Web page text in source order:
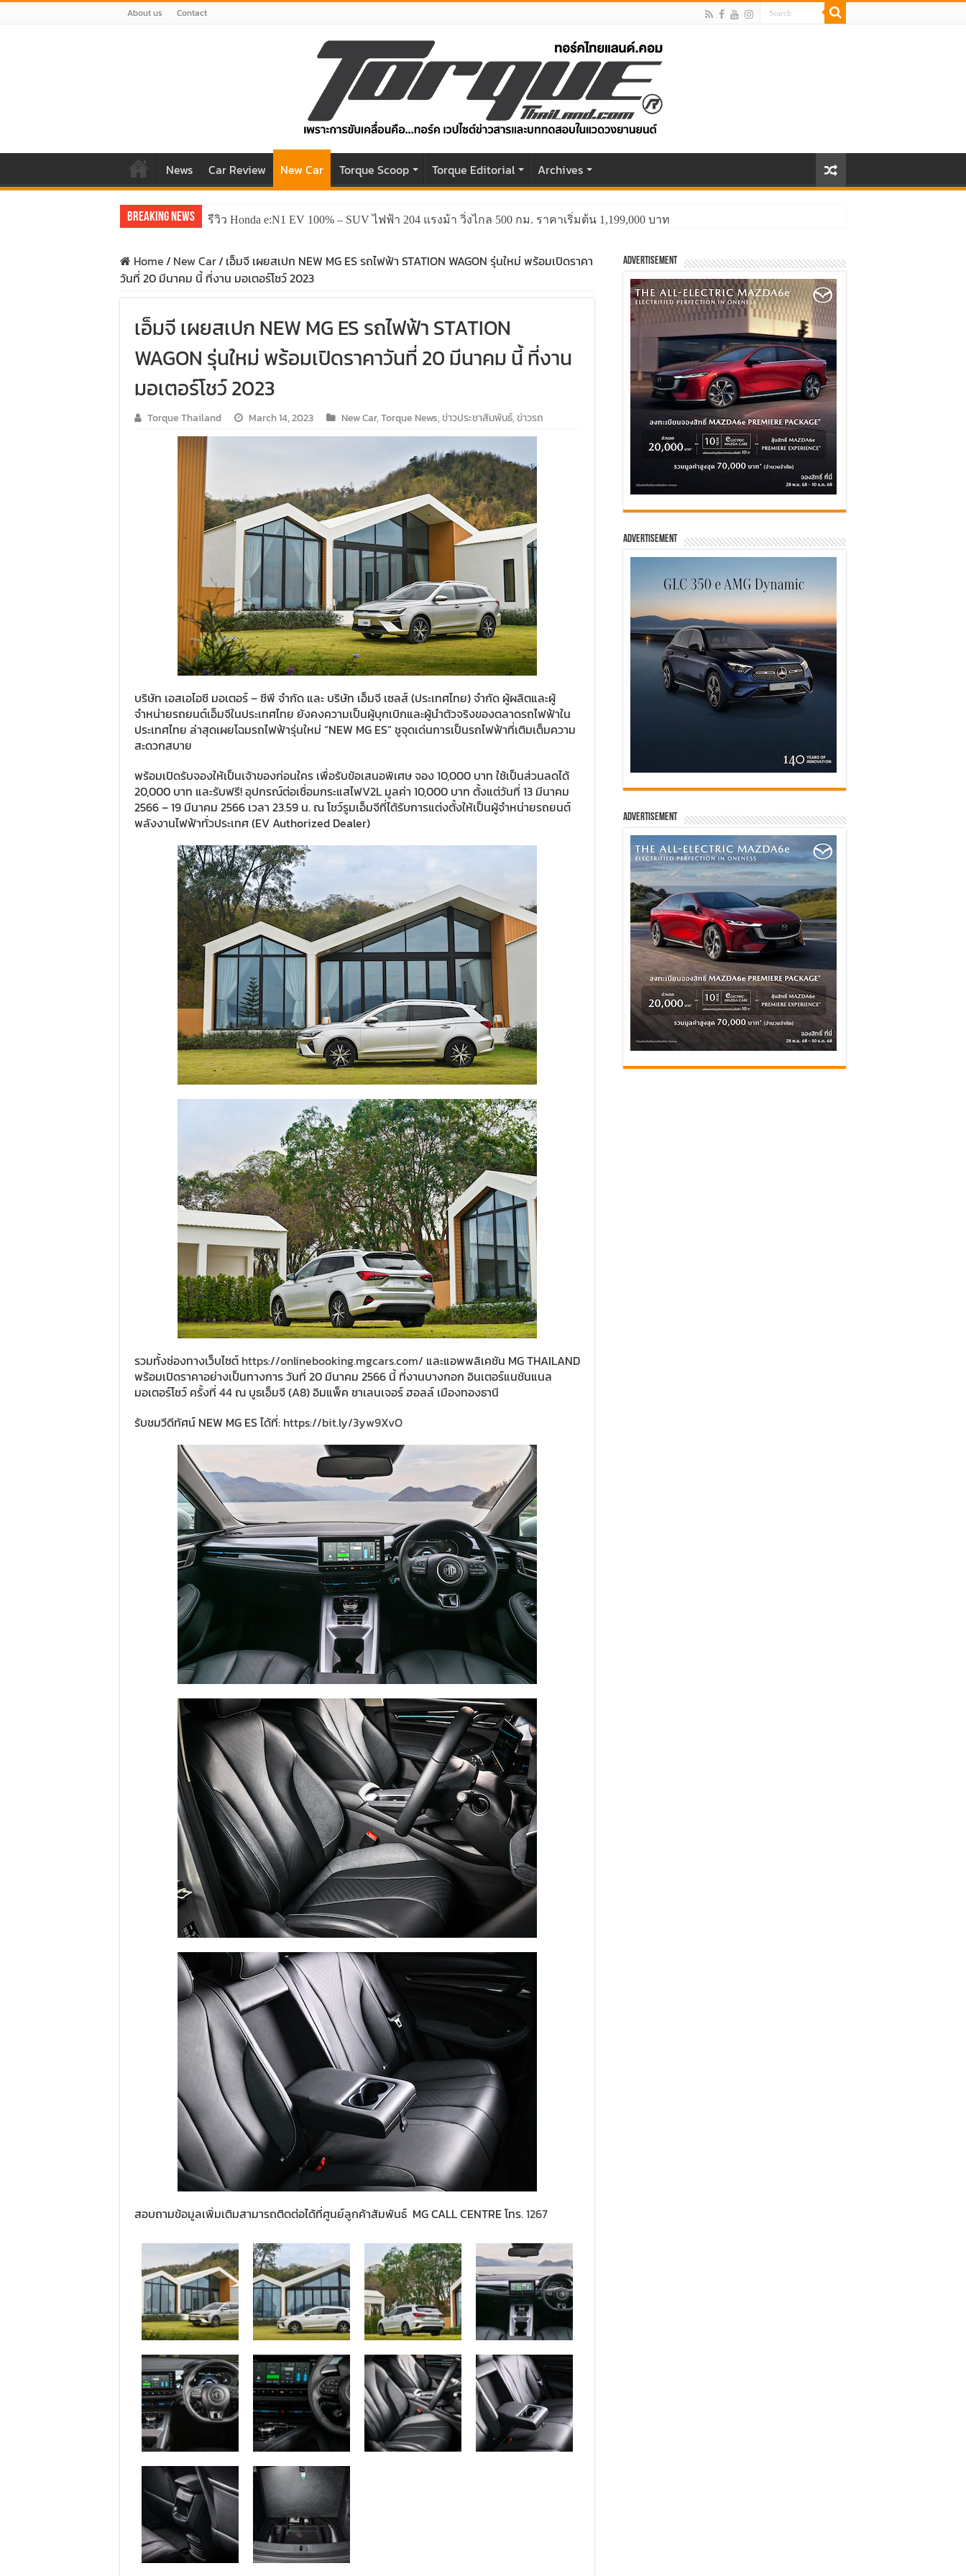
About us Contact
News Car Review New Car Torque Scoop Torque Editorial Archives
Breaking News รีวิว Honda e:N1 EV 100% – SUV ไฟฟ้า 204 แรงม้า วิ่งไกล 500 กม. ราคาเริ่มต้น 1,199,000 บาท
รีวิว ลองขับ All New GWM HAVAL H6 ปรับโฉมหน้าใหม่หล่อกว่าเดิม พร้อมสมรรถนะที่ดียิ่งกว่า
Home/ New Car/ เอ็มจี เผยสเปก NEW MG ES รถไฟฟ้า STATION WAGON รุ่นใหม่ พร้อมเปิดราคา
วันที่ 20 มีนาคม นี้ ที่งาน มอเตอร์โชว์ 2023
เอ็มจี เผยสเปก NEW MG ES รถไฟฟ้า STATION
WAGON รุ่นใหม่ พร้อมเปิดราคาวันที่ 20 มีนาคม นี้ ที่งาน
มอเตอร์โชว์ 2023
Torque Thailand March 14, 2023 New Car,Torque News,ข่าวประชาสัมพันธ์,ข่าวรถ
บริษัท เอสเอไอซี มอเตอร์ – ซีพี จำกัด และ บริษัท เอ็มจี เซลส์ (ประเทศไทย) จำกัด ผู้ผลิตและผู้
จำหน่ายรถยนต์เอ็มจีในประเทศไทย ยังคงความเป็นผู้บุกเบิกและผู้นำตัวจริงของตลาดรถไฟฟ้าใน
ประเทศไทย ล่าสุดเผยโฉมรถไฟฟ้ารุ่นใหม่ “NEW MG ES” ชูจุดเด่นการเป็นรถไฟฟ้าที่เติมเต็มความ
สะดวกสบาย
พร้อมเปิดรับจองให้เป็นเจ้าของก่อนใคร เพื่อรับข้อเสนอพิเศษ จอง 10,000 บาท ใช้เป็นส่วนลดได้
20,000 บาท และรับฟรี! อุปกรณ์ต่อเชื่อมกระแสไฟV2L มูลค่า 10,000 บาท ตั้งแต่วันที่ 13 มีนาคม
2566 – 19 มีนาคม 2566 เวลา 23.59 น. ณ โชว์รูมเอ็มจีที่ได้รับการแต่งตั้งให้เป็นผู้จำหน่ายรถยนต์
พลังงานไฟฟ้าทั่วประเทศ (EV Authorized Dealer)
รวมทั้งช่องทางเว็บไซต์ https://onlinebooking.mgcars.com/ และแอพพลิเคชัน MG THAILAND
พร้อมเปิดราคาอย่างเป็นทางการ วันที่ 20 มีนาคม 2566 นี้ ที่งานบางกอก อินเตอร์แนชันแนล
มอเตอร์โชว์ ครั้งที่ 44 ณ บูธเอ็มจี (A8) อิมแพ็ค ชาเลนเจอร์ ฮอลล์ เมืองทองธานี
รับชมวีดีทัศน์ NEW MG ES ได้ที่: https://bit.ly/3yw9XvO
สอบถามข้อมูลเพิ่มเติมสามารถติดต่อได้ที่ศูนย์ลูกค้าสัมพันธ์ MG CALL CENTRE โทร.1267
Advertisement
Advertisement
Advertisement